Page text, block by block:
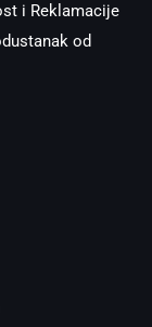
i Reklamacije
od